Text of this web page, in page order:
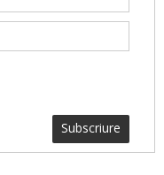
Subscriure